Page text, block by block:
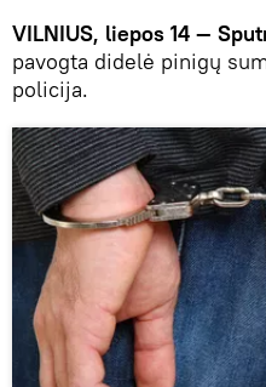
VILNIUS, liepos 14 —
pavogta didelė pinigų
policija.